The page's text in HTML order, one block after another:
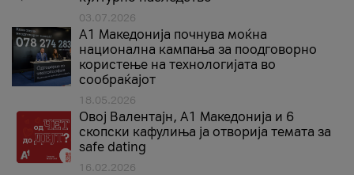
03.07.2026
A1 Македонија почнува моќна
национална кампања за поодговорно
користење на технологијата во
сообраќајот
18.05.2026
Овој Валентајн, A1 Македонија и 6
скопски кафулиња ја отворија темата за
safe dating
16.02.2026